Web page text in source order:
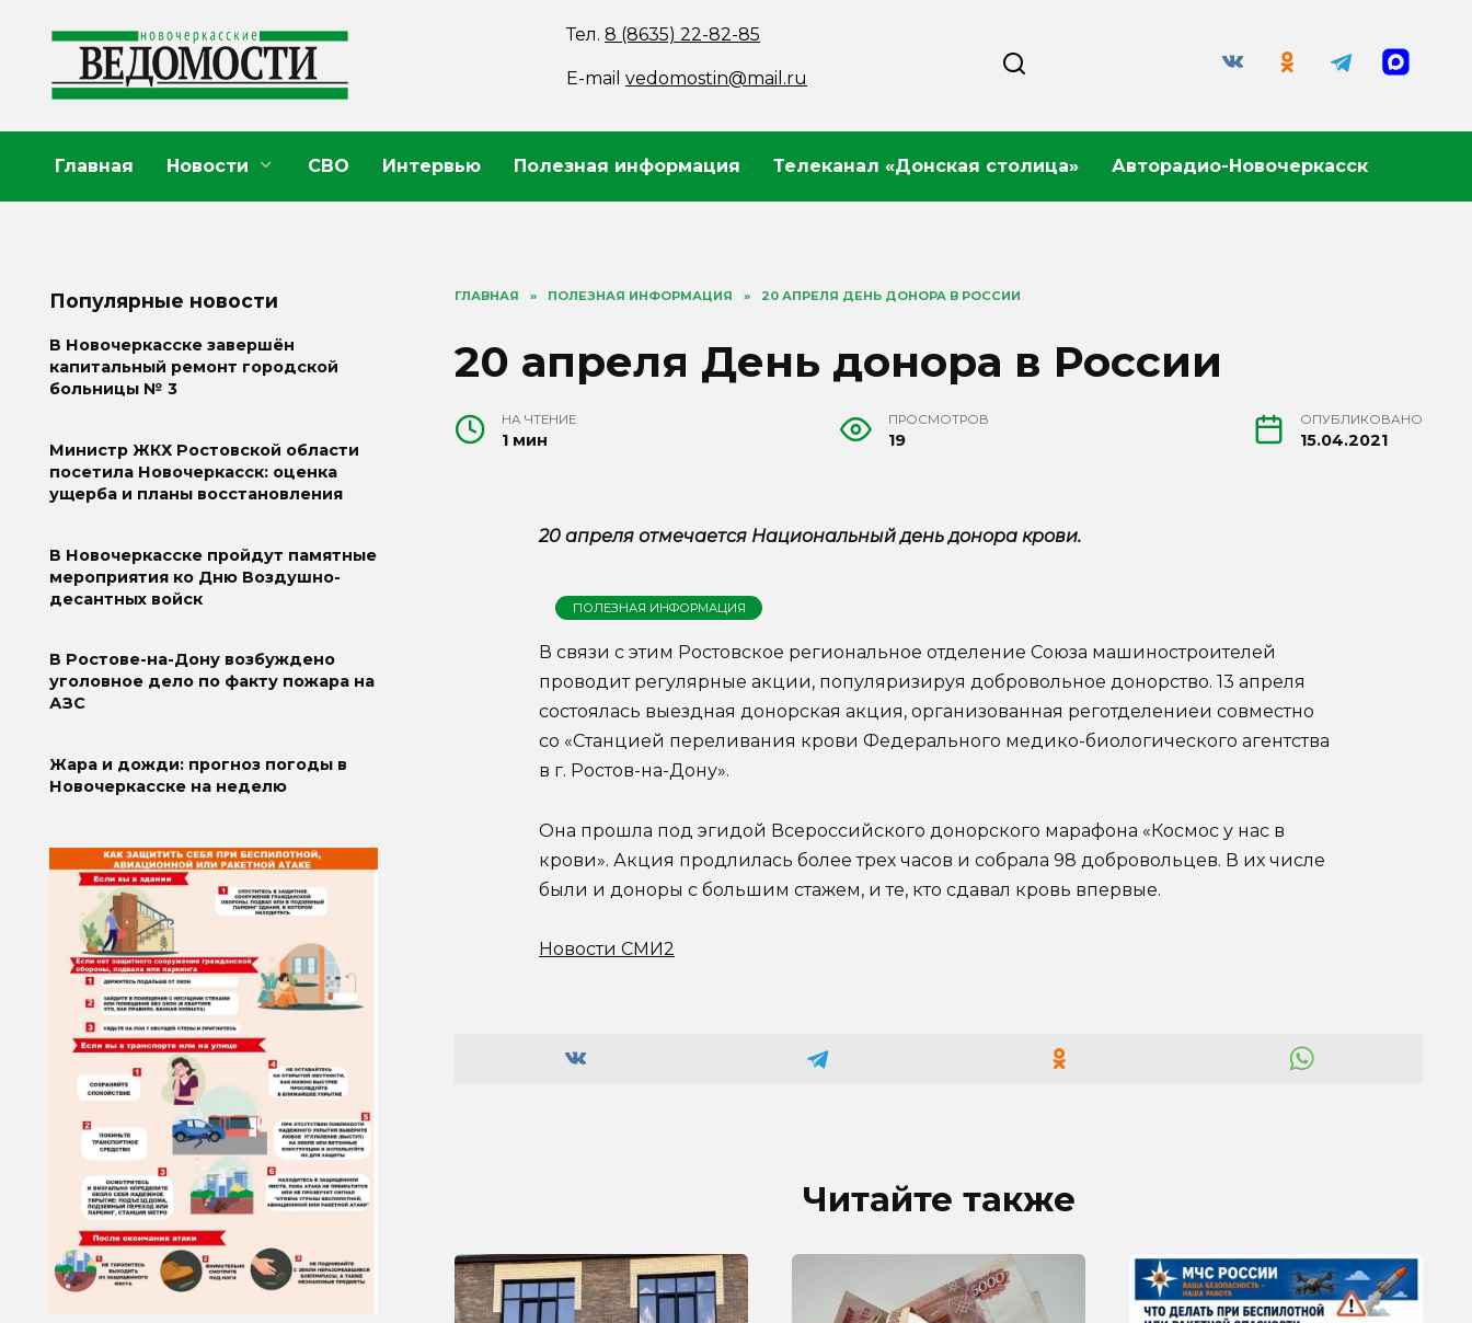
содержанию
Тел.8 (8635) 22-82-85
E-mailvedomostin@mail.ru
Главная Новости СВО Интервью Полезная информация Телеканал «Донская столица» Авторадио-Новочеркасск
ГЛАВНАЯ » ПОЛЕЗНАЯ ИНФОРМАЦИЯ » 20 АПРЕЛЯ ДЕНЬ ДОНОРА В РОССИИ
20 апреля День донора в России
НА ЧТЕНИЕ
1 мин
ПРОСМОТРОВ
19
ОПУБЛИКОВАНО
15.04.2021
20 апреля отмечается Национальный день донора крови.
ПОЛЕЗНАЯ ИНФОРМАЦИЯ
В связи с этим Ростовское региональное отделение Союза машиностроителей
проводит регулярные акции, популяризируя добровольное донорство. 13 апреля
состоялась выездная донорская акция, организованная реготделениеи совместно
со «Станцией переливания крови Федерального медико-биологического агентства
в г. Ростов-на-Дону».
Она прошла под эгидой Всероссийского донорского марафона «Космос у нас в
крови». Акция продлилась более трех часов и собрала 98 добровольцев. В их числе
были и доноры с большим стажем, и те, кто сдавал кровь впервые.
Новости СМИ2
Читайте также
Популярные новости
В Новочеркасске завершён
капитальный ремонт городской
больницы № 3
Министр ЖКХ Ростовской области
посетила Новочеркасск: оценка
ущерба и планы восстановления
В Новочеркасске пройдут памятные
мероприятия ко Дню Воздушно-
десантных войск
В Ростове-на-Дону возбуждено
уголовное дело по факту пожара на
АЗС
Жара и дожди: прогноз погоды в
Новочеркасске на неделю